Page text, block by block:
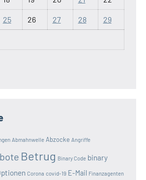
25 26 27 28 29
Abmahnwelle Abzocke Angriffe
Betrug Binary Code binary
Corona covid-19 E-Mail Finanzagenten